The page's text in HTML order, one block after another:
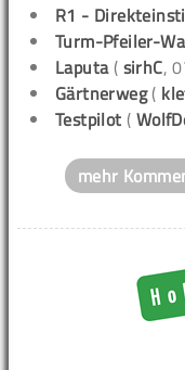
R1 -
Turm-Pfeiler-
Laputa( sirhC,
Gärtnerweg(
Testpilot (
mehr